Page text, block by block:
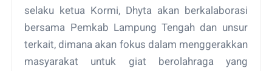
selaku ketua Kormi, Dhyta akan berkalaborasi
bersama Pemkab Lampung Tengah dan unsur
terkait, dimana akan fokus dalam menggerakkan
masyarakat untuk giat berolahraga yang